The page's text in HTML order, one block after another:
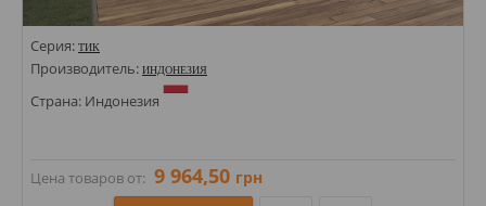
Серия: ТИК
Производитель: ИНДОНЕЗИЯ
Страна: Индонезия
Цена товаров от: 9 964,50 грн